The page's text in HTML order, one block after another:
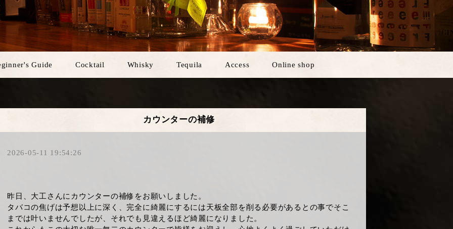
Guide Cocktail Whisky Tequila Access Online shop
カウンターの補修
2026-05-11 19:54:26
昨日、大工さんにカウンターの補修をお願いしました。
タバコの焦げは予想以上に深く、完全に綺麗にするには天板全部を削る必要があるとの事でそこ
までは叶いませんでしたが、それでも見違えるほど綺麗になりました。